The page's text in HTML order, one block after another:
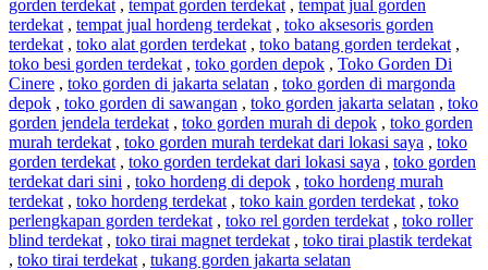
gorden terdekat , tempat gorden terdekat , tempat jual gorden
terdekat , tempat jual hordeng terdekat , toko aksesoris gorden
terdekat , toko alat gorden terdekat , toko batang gorden terdekat ,
toko besi gorden terdekat , toko gorden depok , Toko Gorden Di
Cinere , toko gorden di jakarta selatan , toko gorden di margonda
depok , toko gorden di sawangan , toko gorden jakarta selatan , toko
gorden jendela terdekat , toko gorden murah di depok , toko gorden
murah terdekat , toko gorden murah terdekat dari lokasi saya , toko
gorden terdekat , toko gorden terdekat dari lokasi saya , toko gorden
terdekat dari sini , toko hordeng di depok , toko hordeng murah
terdekat , toko hordeng terdekat , toko kain gorden terdekat , toko
perlengkapan gorden terdekat , toko rel gorden terdekat , toko roller
blind terdekat , toko tirai magnet terdekat , toko tirai plastik terdekat
, toko tirai terdekat , tukang gorden jakarta selatan